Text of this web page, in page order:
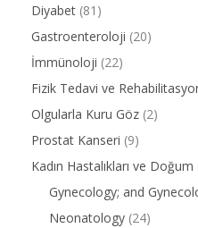
Diyabet (81)
Gastroenteroloji (20)
İmmünoloji (22)
Fizik Tedavi ve
Olgularla Kuru Göz (2)
Prostat Kanseri (9)
Kadın Hastalıkları ve Doğum
Gynecology; and
Neonatology (24)